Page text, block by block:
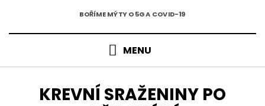
obsahu
BOŘÍME MÝTY O 5G A COVID-19
MENU
ŠTÍTEK
:
KREVNÍ SRAŽENINY PO